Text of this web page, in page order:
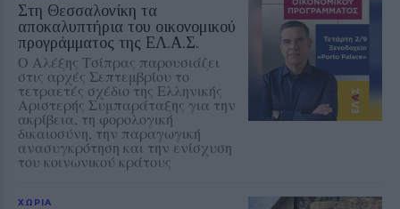
Στη Θεσσαλονίκη τα
αποκαλυπτήρια του οικονομικού
προγράμματος της ΕΛ.Α.Σ.
Ο Αλέξης Τσίπρας παρουσιάζει
στις αρχές Σεπτεμβρίου το
τετραετές σχέδιο της Ελληνικής
Αριστερής Συμπαράταξης για την
ακρίβεια, τη φορολογική
δικαιοσύνη, την παραγωγική
ανασυγκρότηση και την ενίσχυση
του κοινωνικού κράτους
ΧΩΡΙΑ